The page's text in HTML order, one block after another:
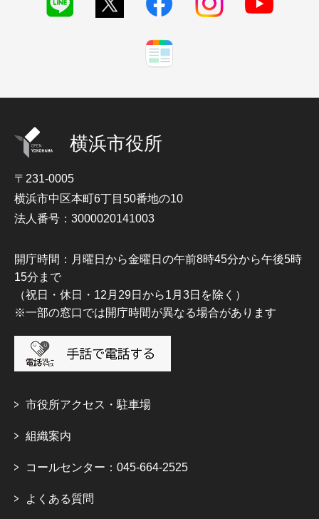
横浜市役所
〒231-0005
横浜市中区本町6丁目50番地の10
法人番号：3000020141003
開庁時間：月曜日から金曜日の午前8時45分から午後5時
15分まで
（祝日・休日・12月29日から1月3日を除く）
※一部の窓口では開庁時間が異なる場合があります
市役所アクセス・駐車場
組織案内
コールセンター：045-664-2525
よくある質問